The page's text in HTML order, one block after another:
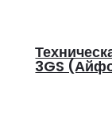
3GS